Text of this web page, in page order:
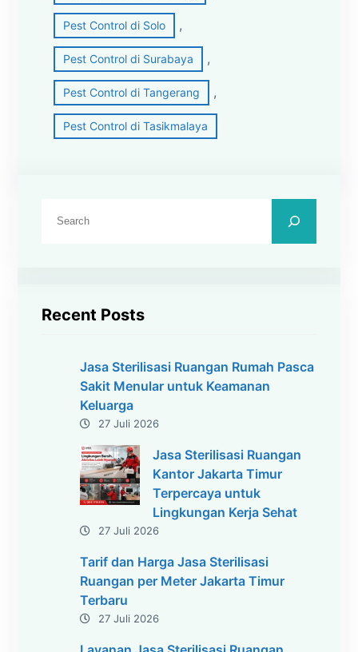
Pest Control di Solo ,
Pest Control di Surabaya ,
Pest Control di Tangerang ,
Pest Control di Tasikmalaya
Recent Posts
Jasa Sterilisasi Ruangan Rumah Pasca
Sakit Menular untuk Keamanan
Keluarga
27 Juli 2026
Jasa Sterilisasi Ruangan
Kantor Jakarta Timur
Terpercaya untuk
Lingkungan Kerja Sehat
27 Juli 2026
Tarif dan Harga Jasa Sterilisasi
Ruangan per Meter Jakarta Timur
Terbaru
27 Juli 2026